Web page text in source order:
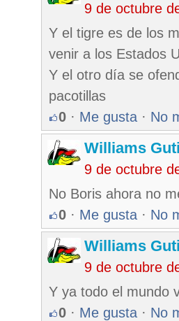
9 de octubre
Y el tigre es de los
venir a los Estados
Y el otro día se
pacotillas
0 · Me gusta · No
Williams
9 de octubre
No Boris ahora no
0 · Me gusta · No
Williams
9 de octubre
Y ya todo el mundo
0 · Me gusta · No